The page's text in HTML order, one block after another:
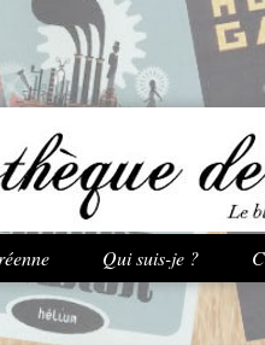
Aller au contenu principal
Qui suis-je ?